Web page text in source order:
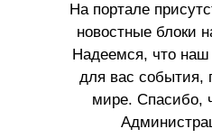
На портале
новостные блоки
Надеемся, что наш
для вас события,
мире. Спасибо,